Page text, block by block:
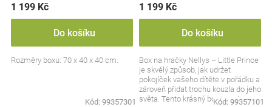
1 199 Kč
Do košíku
Rozměry boxu: 70 x 40 x 40 cm.
Kód: 99357301
1 199 Kč
Do košíku
Box na hračky Nellys – Little Prince
je skvělý způsob, jak udržet
pokojíček vašeho dítěte v pořádku a
zároveň přidat trochu kouzla do jeho
světa. Tento krásný box je nejen...
Kód: 99357101